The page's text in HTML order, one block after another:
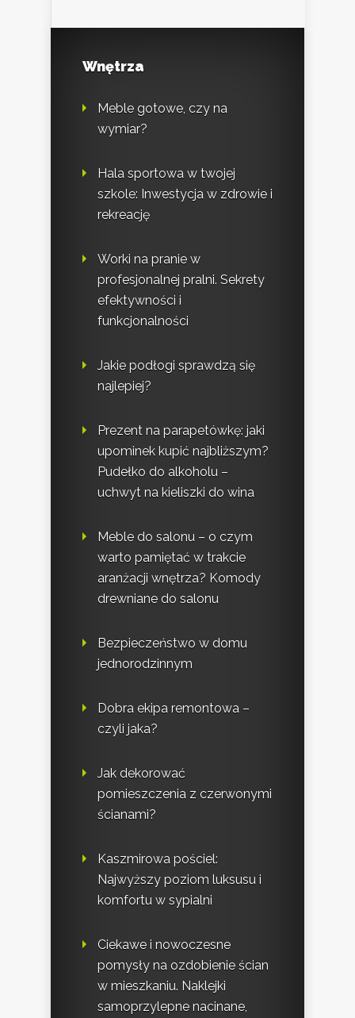
Wnętrza
Meble gotowe, czy na
wymiar?
Hala sportowa w twojej
szkole: Inwestycja w zdrowie i
rekreację
Worki na pranie w
profesjonalnej pralni. Sekrety
efektywności i
funkcjonalności
Jakie podłogi sprawdzą się
najlepiej?
Prezent na parapetówkę: jaki
upominek kupić najbliższym?
Pudełko do alkoholu –
uchwyt na kieliszki do wina
Meble do salonu – o czym
warto pamiętać w trakcie
aranżacji wnętrza? Komody
drewniane do salonu
Bezpieczeństwo w domu
jednorodzinnym
Dobra ekipa remontowa –
czyli jaka?
Jak dekorować
pomieszczenia z czerwonymi
ścianami?
Kaszmirowa pościel:
Najwyższy poziom luksusu i
komfortu w sypialni
Ciekawe i nowoczesne
pomysły na ozdobienie ścian
w mieszkaniu. Naklejki
samoprzylepne nacinane,